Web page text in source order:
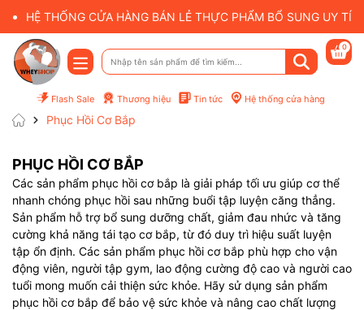
HỆ THỐNG CỬA HÀNG BÁN LẺ THỰC PHẨM BỔ SUNG UY
Flash Sale Thương hiệu Tin tức Hệ thống cửa hàng
0
Phục Hồi Cơ Bắp
PHỤC HỒI CƠ BẮP
Các sản phẩm phục hồi cơ bắp là giải pháp tối ưu giúp cơ thể
nhanh chóng phục hồi sau những buổi tập luyện căng thẳng.
Sản phẩm hỗ trợ bổ sung dưỡng chất, giảm đau nhức và tăng
cường khả năng tái tạo cơ bắp, từ đó duy trì hiệu suất luyện
tập ổn định. Các sản phẩm phục hồi cơ bắp phù hợp cho vận
động viên, người tập gym, lao động cường độ cao và người cao
tuổi mong muốn cải thiện sức khỏe. Hãy sử dụng sản phẩm
phục hồi cơ bắp để bảo vệ sức khỏe và nâng cao chất lượng